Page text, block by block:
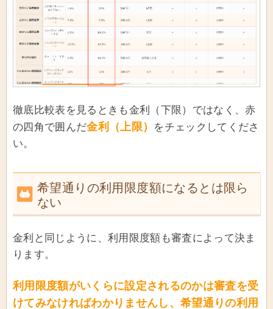
徹底比較表を見るときも金利（下限）ではなく、赤
の四角で囲んだ金利（上限）
をチェックしてくださ
い。
希望通りの利用限度額になるとは限ら
ない
金利と同じように、利用限度額も審査によって決ま
ります。
利用限度額がいくらに設定されるのかは審査を受
けてみなければわかりませんし、希望通りの利用